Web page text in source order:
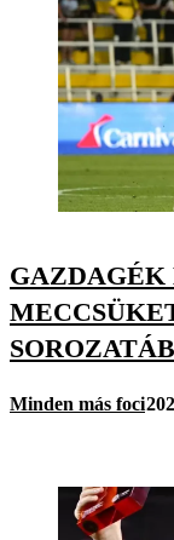
GAZDAGÉK
Minden más foci